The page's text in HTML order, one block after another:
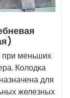
при меньших
Колодка
для
железных